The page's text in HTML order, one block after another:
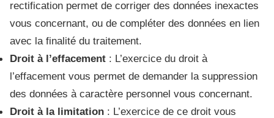
rectification permet de corriger des données inexactes
vous concernant, ou de compléter des données en lien
avec la finalité du traitement.
Droit à l’effacement : L’exercice du droit à
l’effacement vous permet de demander la suppression
des données à caractère personnel vous concernant.
Droit à la limitation : L’exercice de ce droit vous